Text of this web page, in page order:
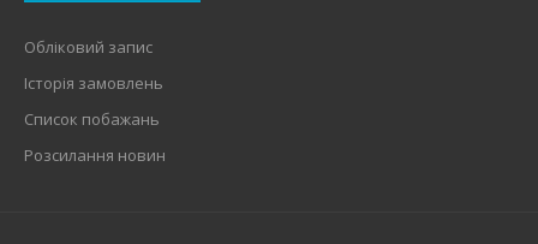
Обліковий запис
Історія замовлень
Список побажань
Розсилання новин